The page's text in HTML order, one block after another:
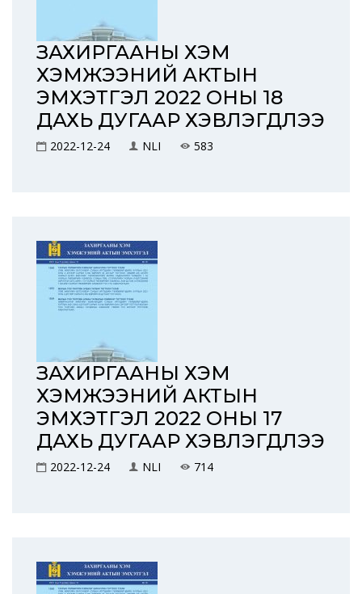
ЗАХИРГААНЫ ХЭМ
ХЭМЖЭЭНИЙ АКТЫН
ЭМХЭТГЭЛ 2022 ОНЫ 18
ДАХЬ ДУГААР ХЭВЛЭГДЛЭЭ
2022-12-24 NLI 583
ЗАХИРГААНЫ ХЭМ
ХЭМЖЭЭНИЙ АКТЫН
ЭМХЭТГЭЛ 2022 ОНЫ 17
ДАХЬ ДУГААР ХЭВЛЭГДЛЭЭ
2022-12-24 NLI 714